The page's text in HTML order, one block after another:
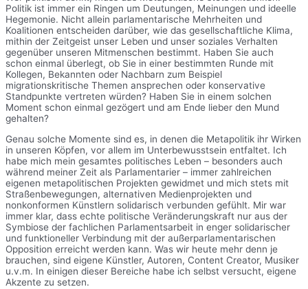
Politik ist immer ein Ringen um Deutungen, Meinungen und ideelle
Hegemonie. Nicht allein parlamentarische Mehrheiten und
Koalitionen entscheiden darüber, wie das gesellschaftliche Klima,
mithin der Zeitgeist unser Leben und unser soziales Verhalten
gegenüber unseren Mitmenschen bestimmt. Haben Sie auch
schon einmal überlegt, ob Sie in einer bestimmten Runde mit
Kollegen, Bekannten oder Nachbarn zum Beispiel
migrationskritische Themen ansprechen oder konservative
Standpunkte vertreten würden? Haben Sie in einem solchen
Moment schon einmal gezögert und am Ende lieber den Mund
gehalten?
Genau solche Momente sind es, in denen die Metapolitik ihr Wirken
in unseren Köpfen, vor allem im Unterbewusstsein entfaltet. Ich
habe mich mein gesamtes politisches Leben – besonders auch
während meiner Zeit als Parlamentarier – immer zahlreichen
eigenen metapolitischen Projekten gewidmet und mich stets mit
Straßenbewegungen, alternativen Medienprojekten und
nonkonformen Künstlern solidarisch verbunden gefühlt. Mir war
immer klar, dass echte politische Veränderungskraft nur aus der
Symbiose der fachlichen Parlamentsarbeit in enger solidarischer
und funktioneller Verbindung mit der außerparlamentarischen
Opposition erreicht werden kann. Was wir heute mehr denn je
brauchen, sind eigene Künstler, Autoren, Content Creator, Musiker
u.v.m. In einigen dieser Bereiche habe ich selbst versucht, eigene
Akzente zu setzen.